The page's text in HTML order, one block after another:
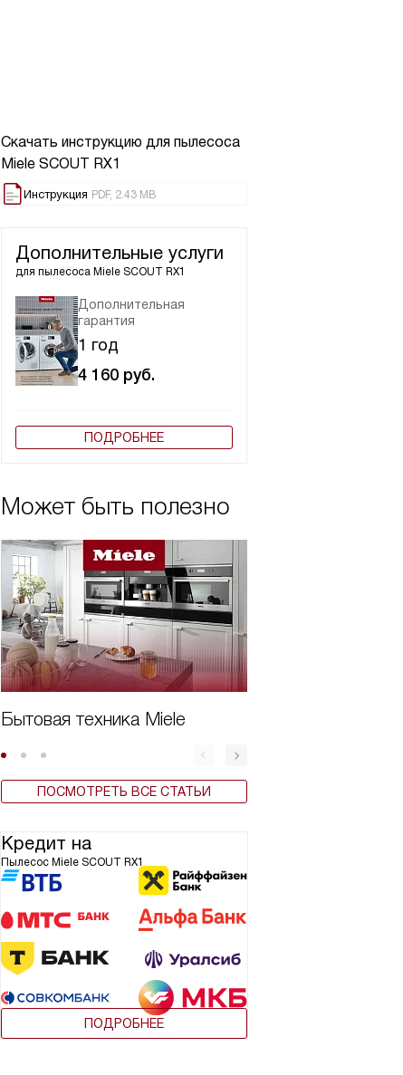
Скачать инструкцию для пылесоса
Miele SCOUT RX1
Инструкция PDF, 2.43 MB
Дополнительные услуги
для пылесоса Miele SCOUT RX1
Дополнительная
гарантия
1 год
4 160 руб.
ПОДРОБНЕЕ
Может быть полезно
Бытовая техника Miele
ПОСМОТРЕТЬ ВСЕ СТАТЬИ
Кредит на
Пылесос Miele SCOUT RX1
ПОДРОБНЕЕ